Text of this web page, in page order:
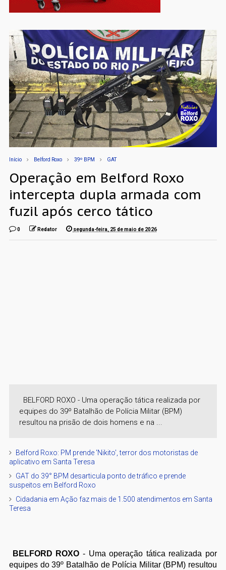
Início Belford Roxo 39º BPM GAT
Operação em Belford Roxo
intercepta dupla armada com
fuzil após cerco tático
0 Redator segunda-feira, 25 de maio de 2026
BELFORD ROXO - Uma operação tática realizada por
equipes do 39º Batalhão de Polícia Militar (BPM)
resultou na prisão de dois homens e na ...
Belford Roxo: PM prende 'Nikito', terror dos motoristas de
aplicativo em Santa Teresa
GAT do 39° BPM desarticula ponto de tráfico e prende
suspeitos em Belford Roxo
Cidadania em Ação faz mais de 1.500 atendimentos em Santa
Teresa
BELFORD ROXO - Uma operação tática realizada por
equipes do 39º Batalhão de Polícia Militar (BPM) resultou